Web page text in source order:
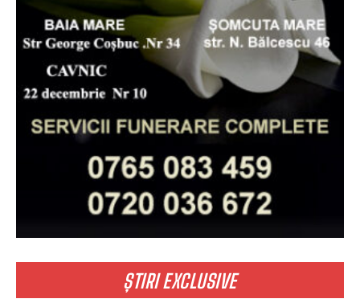
ȘTIRI EXCLUSIVE